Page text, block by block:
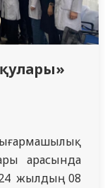
арасында
жылдың 08